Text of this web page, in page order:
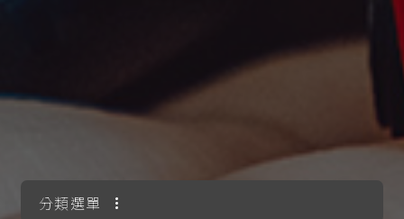
分類選單